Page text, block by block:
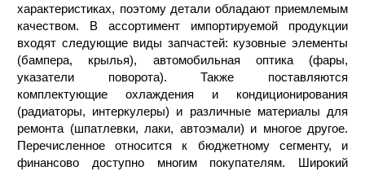
характеристиках, поэтому детали обладают приемлемым
качеством. В ассортимент импортируемой продукции
входят следующие виды запчастей: кузовные элементы
(бампера, крылья), автомобильная оптика (фары,
указатели поворота). Также поставляются
комплектующие охлаждения и кондиционирования
(радиаторы, интеркулеры) и различные материалы для
ремонта (шпатлевки, лаки, автоэмали) и многое другое.
Перечисленное относится к бюджетному сегменту, и
финансово доступно многим покупателям. Широкий